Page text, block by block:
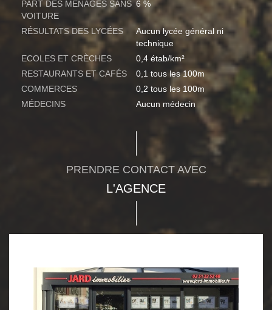
PART DES MÉNAGES SANS
VOITURE
6 %
RÉSULTATS DES LYCÉES
Aucun lycée général ni
technique
ECOLES ET CRÈCHES
0,4 étab/km²
RESTAURANTS ET CAFÉS
0,1 tous les 100m
COMMERCES
0,2 tous les 100m
MÉDECINS
Aucun médecin
PRENDRE CONTACT AVEC
L'AGENCE